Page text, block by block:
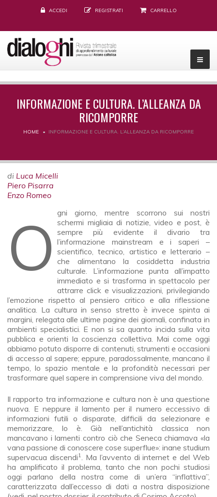
ACCEDI REGISTRATI CARRELLO
INFORMAZIONE E CULTURA. L’ALLEANZA DA
RICOMPORRE
HOME INFORMAZIONE E CULTURA. L’ALLEANZA DA RICOMPORRE
di Luca Micelli
Piero Pisarra
Enzo Romeo
Ogni giorno, mentre scorrono sui nostri
schermi migliaia di notizie, video e post, è
sempre più evidente il divario tra
l’informazione mainstream e i saperi –
scientifico, tecnico, artistico e letterario –
che alimentano la cosiddetta industria
culturale. L’informazione punta all’impatto
immediato e si trasforma in spettacolo per
attrarre click e visualizzazioni, privilegiando
l’emozione rispetto al pensiero critico e alla riflessione
analitica. La cultura in senso stretto è invece spinta ai
margini, relegata alle ultime pagine dei giornali, confinata in
ambienti specialistici. E non si sa quanto incida sulla vita
pubblica e orienti la coscienza collettiva. Mai come oggi
abbiamo potuto disporre di contenuti, strumenti e occasioni
di accesso al sapere; eppure, paradossalmente, mancano il
tempo, lo spazio mentale e la profondità necessari per
trasformare quel sapere in comprensione viva del mondo.
Il rapporto tra informazione e cultura non è una questione
nuova. E neppure il lamento per il numero eccessivo di
informazioni futili o disparate, difficili da selezionare e
memorizzare, lo è. Già nell’antichità classica non
mancavano i lamenti contro ciò che Seneca chiamava «la
vana passione di conoscere cose superflue»: inane studium
supervacua discendi1. Ma l’avvento di internet e del Web
ha amplificato il problema, tanto che non pochi studiosi
oggi parlano della nostra come di un’era “inflattiva”,
caratterizzata dall’eccesso di dati a nostra disposizione